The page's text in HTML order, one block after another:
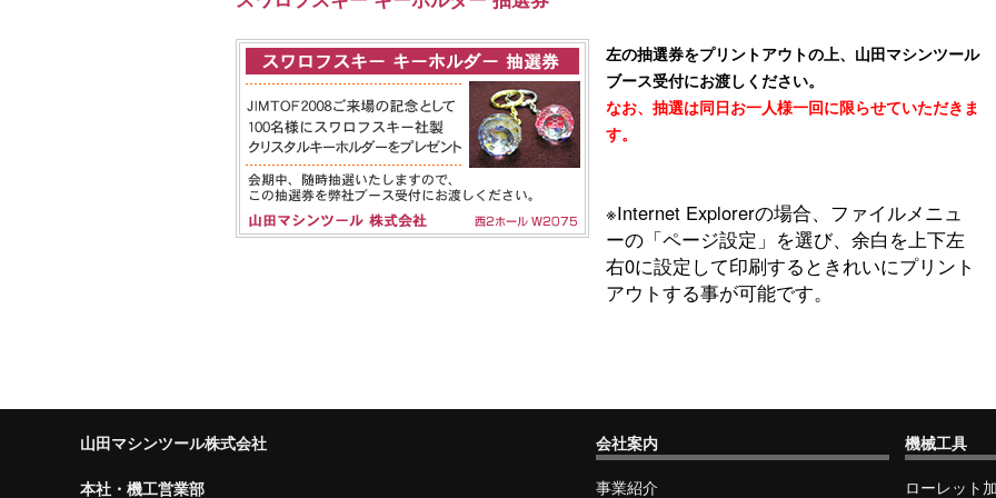
左の抽選券をプリントアウトの上、山田マシンツール
ブース受付にお渡しください。
なお、抽選は同日お一人様一回に限らせていただきま
す。
※Internet Explorerの場合、ファイルメニュ
ーの「ページ設定」を選び、余白を上下左
右0に設定して印刷するときれいにプリント
アウトする事が可能です。
山田マシンツール株式会社
本社・機工営業部
会社案内
事業紹介
機械工具
ローレット